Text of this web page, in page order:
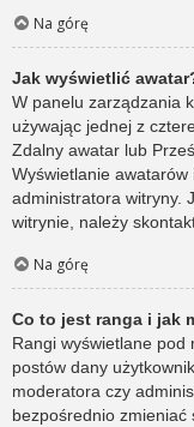
Na górę
Jak wyświetlić
W panelu zarządzania
używając jednej z
Zdalny awatar lub
Wyświetlanie
administratora witryny.
witrynie, należy
Na górę
Co to jest ranga i jak
Rangi wyświetlane pod
postów dany
moderatora czy
bezpośrednio